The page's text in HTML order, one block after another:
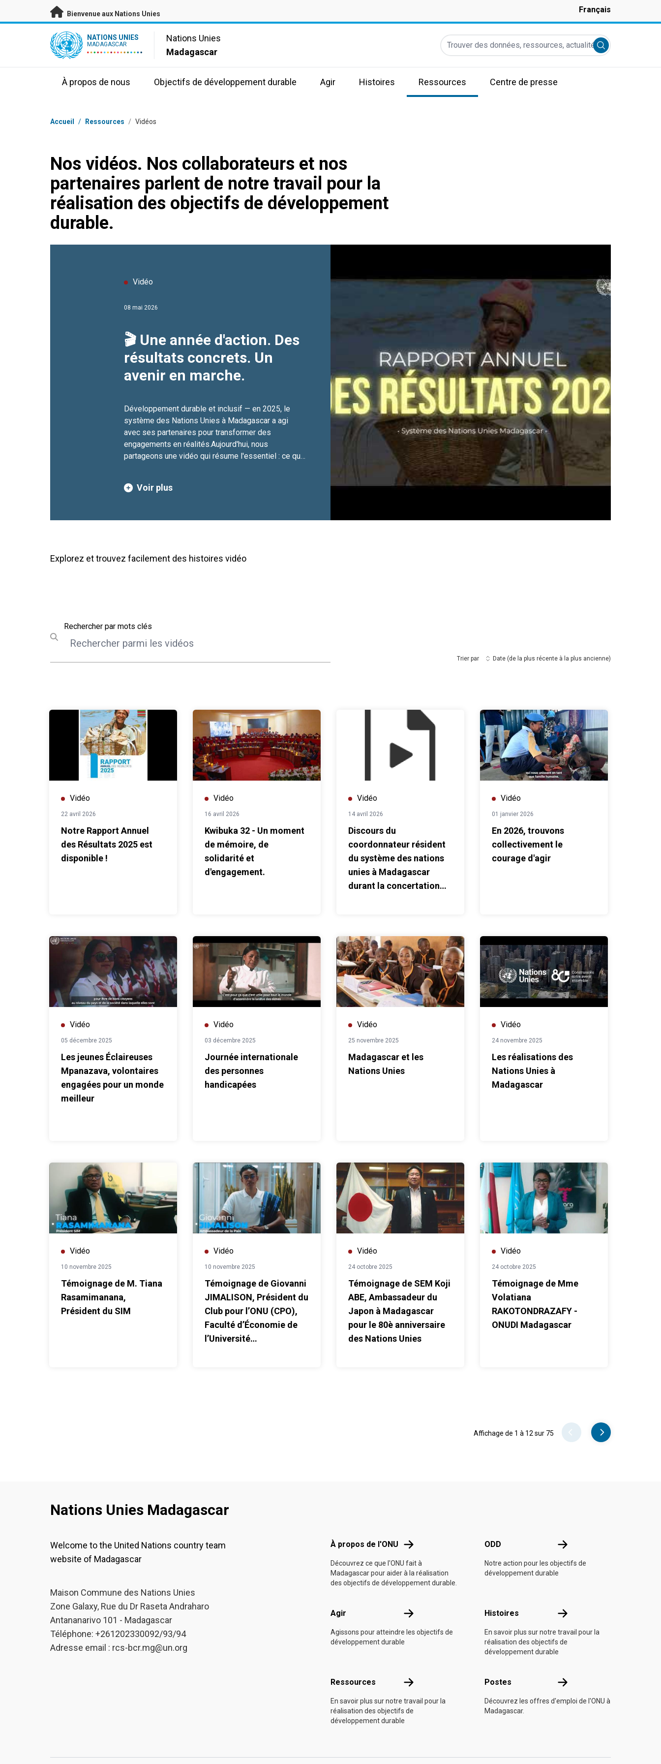
Passer au contenu principal
Bienvenue aux Nations Unies Français
UN Logo NATIONS UNIES
MADAGASCAR
Nations Unies
Madagascar
Trouver des données, ressources, actualités et autres
Submit search
À propos de nous Objectifs de développement durable Agir Histoires Ressources Centre de presse
Fil d'Ariane
Accueil / Ressources / Vidéos
Nos vidéos. Nos collaborateurs et nos
partenaires parlent de notre travail pour la
réalisation des objectifs de développement
durable.
Vidéo
08 mai 2026
🎬 Une année d'action. Des
résultats concrets. Un
avenir en marche.
Développement durable et inclusif — en 2025, le
système des Nations Unies à Madagascar a agi
avec ses partenaires pour transformer des
engagements en réalités.Aujourd'hui, nous
partageons une vidéo qui résume l'essentiel : ce que
Coordonnateur résident Anthony Ngororano :« Les
Voir plus
Explorez et trouvez facilement des histoires vidéo
Submit search
Rechercher par mots clés
Trier par Date (de la plus récente à la plus ancienne)
Vidéo
22 avril 2026
Notre Rapport Annuel
des Résultats 2025 est
disponible !
Vidéo
16 avril 2026
Kwibuka 32 - Un moment
de mémoire, de
solidarité et
d'engagement.
Vidéo
14 avril 2026
Discours du
coordonnateur résident
du système des nations
unies à Madagascar
durant la concertation
Vidéo
01 janvier 2026
En 2026, trouvons
collectivement le
courage d'agir
Vidéo
05 décembre 2025
Les jeunes Éclaireuses
Mpanazava, volontaires
engagées pour un monde
meilleur
Vidéo
03 décembre 2025
Journée internationale
des personnes
handicapées
Vidéo
25 novembre 2025
Madagascar et les
Nations Unies
Vidéo
24 novembre 2025
Les réalisations des
Nations Unies à
Madagascar
Vidéo
10 novembre 2025
Témoignage de M. Tiana
Rasamimanana,
Président du SIM
Vidéo
10 novembre 2025
Témoignage de Giovanni
JIMALISON, Président du
Club pour l’ONU (CPO),
Faculté d’Économie de
l’Université
Vidéo
24 octobre 2025
Témoignage de SEM Koji
ABE, Ambassadeur du
Japon à Madagascar
pour le 80è anniversaire
des Nations Unies
Vidéo
24 octobre 2025
Témoignage de Mme
Volatiana
RAKOTONDRAZAFY -
ONUDI Madagascar
Pager
Affichage de 1 à 12 sur 75
Nations Unies Madagascar
Welcome to the United Nations country team
website of Madagascar
Maison Commune des Nations Unies
Zone Galaxy, Rue du Dr Raseta Andraharo
Antananarivo 101 - Madagascar
Téléphone: +261202330092/93/94
Adresse email : rcs-bcr.mg@un.org
À propos de l'ONU À propos de l'ONU
Découvrez ce que l'ONU fait à
Madagascar pour aider à la réalisation
des objectifs de développement durable.
ODD ODD
Notre action pour les objectifs de
développement durable
Agir Agir
Agissons pour atteindre les objectifs de
développement durable
Histoires Histoires
En savoir plus sur notre travail pour la
réalisation des objectifs de
développement durable
Ressources Ressources
En savoir plus sur notre travail pour la
réalisation des objectifs de
développement durable
Postes Postes
Découvrez les offres d'emploi de l'ONU à
Madagascar.